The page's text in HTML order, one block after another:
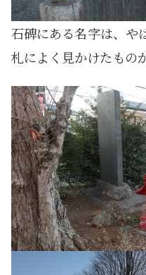
石碑にある名字は、や
札によく見かけたもの